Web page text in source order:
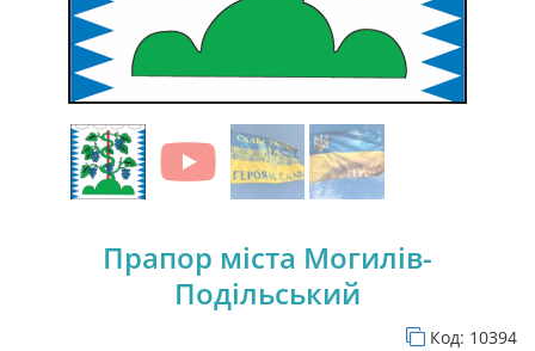
Прапор міста Могилів-
Подільський
Код: 10394